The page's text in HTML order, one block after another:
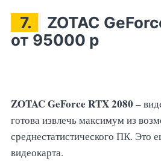
7.
ZOTAC
от 95000 р
ZOTAC GeForce RTX 2080 –
готова извлечь максимум из
среднестатистического ПК. Это
видеокарта.